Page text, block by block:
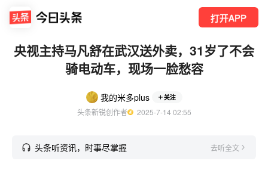
打开APP
央视主持马凡舒在武汉送外卖，31岁了不会
骑电动车，现场一脸愁容
我的米多plus 关注
头条新锐创作者
  2025-7-14 02:55
头条听资讯，时事尽掌握 去听全文